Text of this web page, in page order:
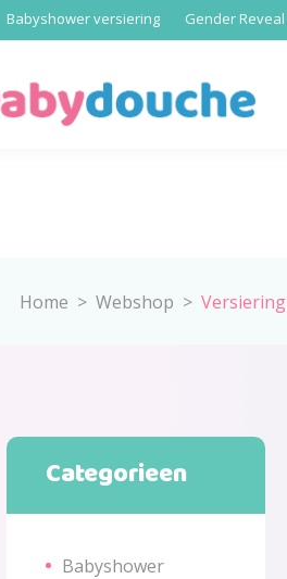
Babyshower versiering Gender Reveal
Home > Webshop > Versiering
Categorieen
Babyshower